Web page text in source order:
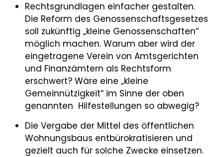
Rechtsgrundlagen einfacher gestalten.
Die Reform des Genossenschaftsgesetzes
soll zukünftig „kleine Genossenschaften“
möglich machen. Warum aber wird der
eingetragene Verein von Amtsgerichten
und Finanzämtern als Rechtsform
erschwert? Wäre eine „kleine
Gemeinnützigkeit“ im Sinne der oben
genannten Hilfestellungen so abwegig?
Die Vergabe der Mittel des öffentlichen
Wohnungsbaus entbürokratisieren und
gezielt auch für solche Zwecke einsetzen.